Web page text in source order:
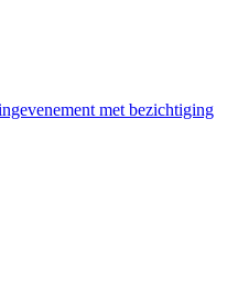
met bezichtiging